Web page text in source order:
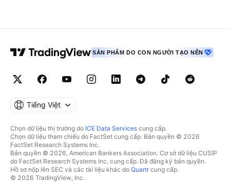
SẢN PHẨM DO CON NGƯỜI TẠO NÊN
Tiếng Việt
Chọn dữ liệu thị trường do ICE Data Services cung cấp.
Chọn dữ liệu tham chiếu do FactSet cung cấp. Bản quyền © 2026
FactSet Research Systems Inc.
Bản quyền © 2026, American Bankers Association. Cơ sở dữ liệu CUSIP
do FactSet Research Systems Inc. cung cấp. Đã đăng ký bản quyền.
Hồ sơ nộp lên SEC và các tài liệu khác do Quartrcung cấp.
© 2026 TradingView, Inc.